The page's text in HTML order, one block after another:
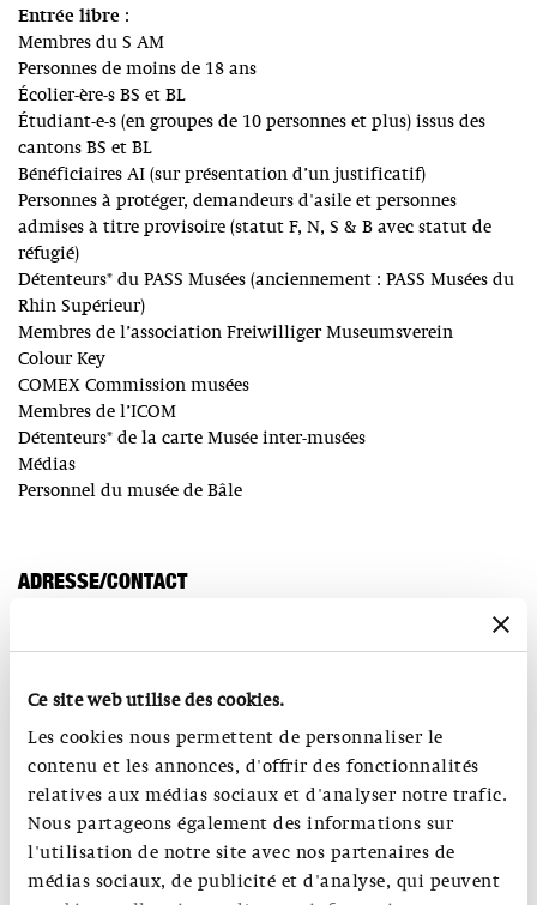
Ce site web utilise des cookies.
Les cookies nous permettent de personnaliser le
contenu et les annonces, d'offrir des fonctionnalités
relatives aux médias sociaux et d'analyser notre trafic.
Nous partageons également des informations sur
l'utilisation de notre site avec nos partenaires de
médias sociaux, de publicité et d'analyse, qui peuvent
Entrée libre :
Membres du S AM
Personnes de moins de 18 ans
Écolier-ère-s BS et BL
Étudiant-e-s (en groupes de 10 personnes et plus) issus des
cantons BS et BL
Bénéficiaires AI (sur présentation d’un justificatif)
Personnes à protéger, demandeurs d'asile et personnes
admises à titre provisoire (statut F, N, S & B avec statut de
réfugié)
Détenteurs* du PASS Musées (anciennement : PASS Musées du
Rhin Supérieur)
Membres de l’association Freiwilliger Museumsverein
Colour Key
COMEX Commission musées
Membres de l’ICOM
Détenteurs* de la carte Musée inter-musées
Médias
Personnel du musée de Bâle
ADRESSE/CONTACT
Numéro de téléphone du bureau: +41 (0)61 261 14 13
E :info@sam-basel.org
ACCÈS
Le S AM Musée Suisse d’Architecture se trouve au centre-ville
de Bâle. Il est situé entre les stations de tram Bankverein,